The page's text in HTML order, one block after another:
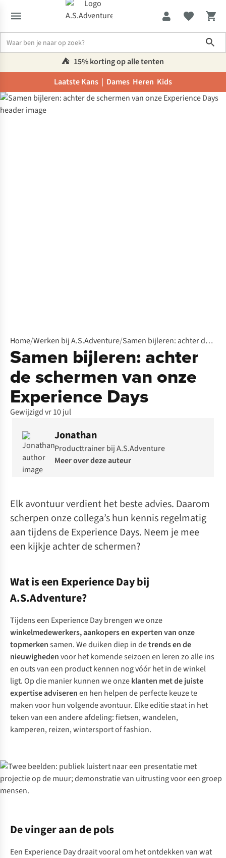
⛺️ 15% korting op alle tenten
Laatste Kans | Dames Heren Kids
Home/Werken bij A.S.Adventure/ Samen bijleren: achter de schermen van onze Experience Days
Samen bijleren: achter
de schermen van onze
Experience Days
Gewijzigd vr 10 jul
Jonathan
Producttrainer bij A.S.Adventure
Meer over deze auteur
Elk avontuur verdient het beste advies. Daarom
scherpen onze collega’s hun kennis regelmatig
aan tijdens de Experience Days. Neem je mee
een kijkje achter de schermen?
Wat is een Experience Day bij
A.S.Adventure?
Tijdens een Experience Day brengen we onze
winkelmedewerkers, aankopers en experten van onze
topmerkensamen. We duiken diep in detrends en de
nieuwighedenvoor het komende seizoen en leren zo alle ins
en outs van een product kennen nog vóór het in de winkel
ligt. Op die manier kunnen we onzeklanten met de juiste
expertise adviserenen hen helpen de perfecte keuze te
maken voor hun volgende avontuur. Elke editie staat in het
teken van een andere afdeling: fietsen, wandelen,
kamperen, reizen, wintersport of fashion.
De vinger aan de pols
Een Experience Day draait vooral om het ontdekken van wat